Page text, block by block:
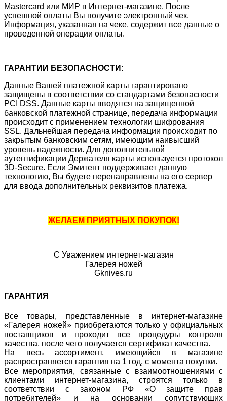
Mastercard или МИР в Интернет-магазине. После
успешной оплаты Вы получите электронный чек.
Информация, указанная на чеке, содержит все данные о
проведенной операции оплаты.
ГАРАНТИИ БЕЗОПАСНОСТИ:
Данные Вашей платежной карты гарантировано
защищены в соответствии со стандартами безопасности
PCI DSS. Данные карты вводятся на защищенной
банковской платежной странице, передача информации
происходит с применением технологии шифрования
SSL. Дальнейшая передача информации происходит по
закрытым банковским сетям, имеющим наивысший
уровень надежности. Для дополнительной
аутентификации Держателя карты используется протокол
3D-Secure. Если Эмитент поддерживает данную
технологию, Вы будете перенаправлены на его сервер
для ввода дополнительных реквизитов платежа.
ЖЕЛАЕМ ПРИЯТНЫХ ПОКУПОК!
С Уважением интернет-магазин
Галерея ножей
Gknives.ru
ГАРАНТИЯ
Все товары, представленные в интернет-магазине
«Галерея ножей» приобретаются только у официальных
поставщиков и проходит все процедуры контроля
качества, после чего получается сертификат качества.
На весь ассортимент, имеющийся в магазине
распространяется гарантия на 1 год, с момента покупки.
Все мероприятия, связанные с взаимоотношениями с
клиентами интернет-магазина, строятся только в
соответствии с законом РФ «О защите прав
потребителей» и на основании сопутствующих